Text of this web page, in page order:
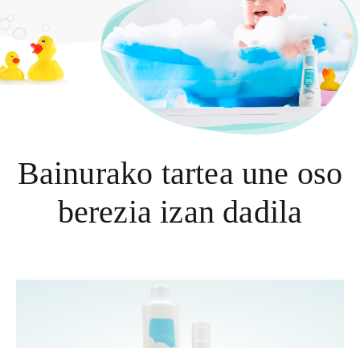
Bainurako tartea une oso
berezia izan dadila